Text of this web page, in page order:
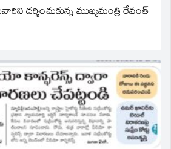
దర్శించుకున్న ముఖ్యమంత్రి రేవంత్